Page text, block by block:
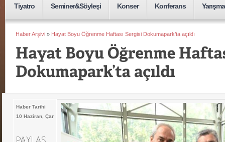
Tiyatro Seminer&Söyleşi Konser Konferans Yarışma
Haber Arşivi » Hayat Boyu Öğrenme Haftası Sergisi Dokumapark’ta açıldı
Haber Tarihi
10 Haziran, Çar